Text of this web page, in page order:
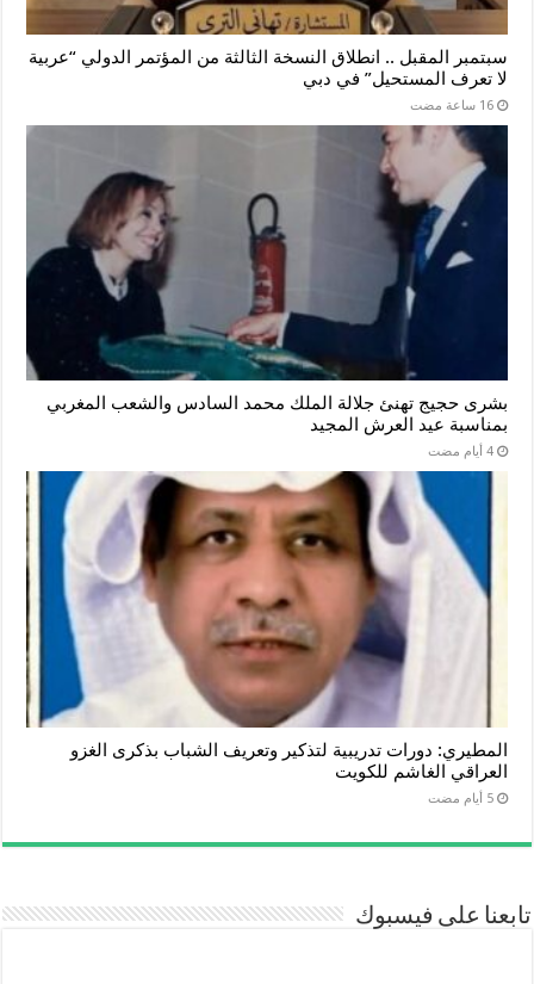
سبتمبر المقبل .. انطلاق النسخة الثالثة من المؤتمر الدولي “عربية
لا تعرف المستحيل” في دبي
‏16 ساعة مضت
بشرى حجيج تهنئ جلالة الملك محمد السادس والشعب المغربي
بمناسبة عيد العرش المجيد
‏4 أيام مضت
المطيري: دورات تدريبية لتذكير وتعريف الشباب بذكرى الغزو
العراقي الغاشم للكويت
‏5 أيام مضت
تابعنا على فيسبوك